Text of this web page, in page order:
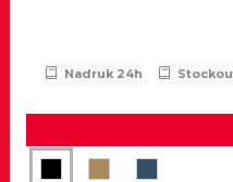
Nadruk 24h